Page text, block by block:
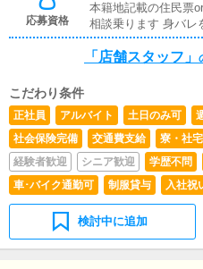
応募資格
本籍地記載の住民票
相談乗ります 身バレ
りますのでお申し付
「店舗スタッフ」
こだわり条件
正社員 アルバイト 土日のみ可
社会保険完備
交通費支給 寮・社
経験者歓迎
シニア歓迎 学歴不問
車･バイク通勤可
制服貸与 入社祝
検討中に追加